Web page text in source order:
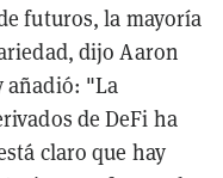
futuros, la mayoría
dijo Aaron
añadió: "La
de DeFi ha
claro que hay